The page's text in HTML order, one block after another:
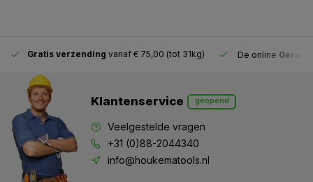
Gratis verzending vanaf € 75,00 (tot 31kg) De online
Klantenservice geopend
Veelgestelde vragen
+31 (0)88-2044340
info@houkematools.nl